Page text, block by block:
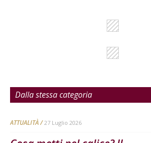
Dalla stessa categoria
ATTUALITÀ 27 Luglio 2026